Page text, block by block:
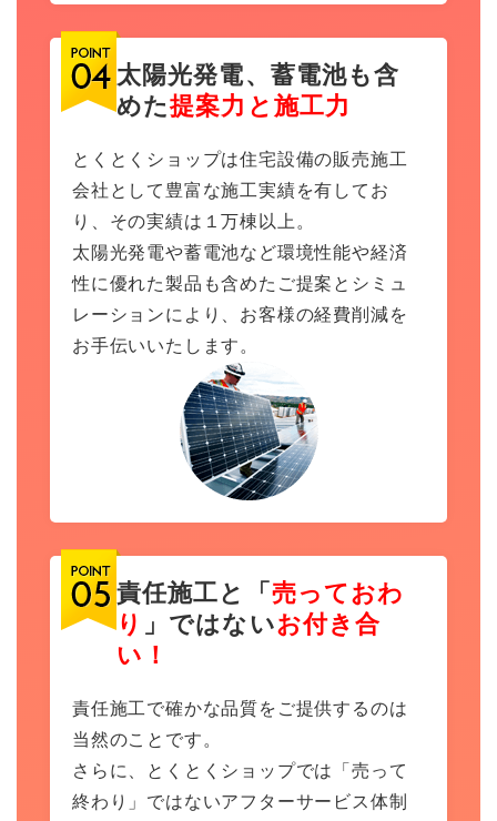
太陽光発電、蓄電池も含
めた提案力と施工力
とくとくショップは住宅設備の販売施工
会社として豊富な施工実績を有してお
り、その実績は１万棟以上。
太陽光発電や蓄電池など環境性能や経済
性に優れた製品も含めたご提案とシミュ
レーションにより、お客様の経費削減を
お手伝いいたします。
責任施工と「 売っておわ
り 」ではないお付き合
い！
責任施工で確かな品質をご提供するのは
当然のことです。
さらに、とくとくショップでは「売って
終わり」ではないアフターサービス体制